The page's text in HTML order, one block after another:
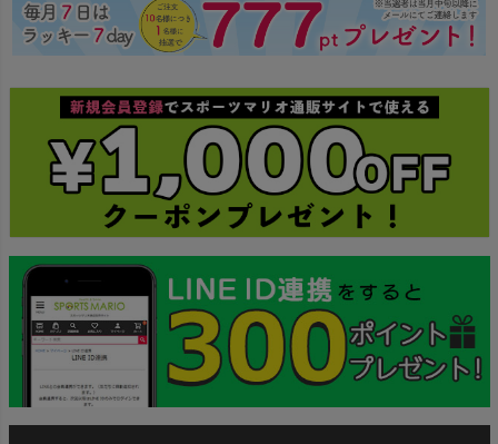
ジト
ップ